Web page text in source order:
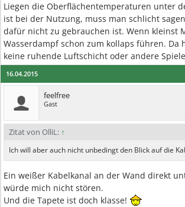
Liegen die Oberflächentemperaturen unter
ist bei der Nutzung, muss man schlicht
dafür nicht zu gebrauchen ist. Wenn kleinst
Wasserdampf schon zum kollaps führen. Da
keine ruhende Luftschicht oder andere
16.04.2015
feelfree
Gast
Zitat von OlliL: ↑
Ich will aber auch nicht unbedingt den Blick auf die
Ein weißer Kabelkanal an der Wand direkt
würde mich nicht stören.
Und die Tapete ist doch klasse!